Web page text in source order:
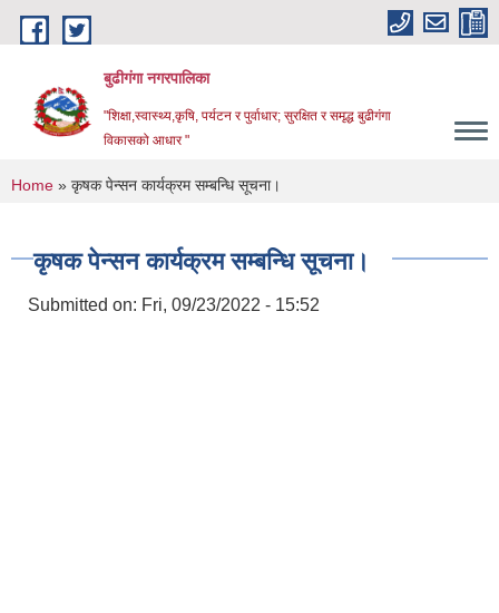
Skip to main content
बुढीगंगा नगरपालिका
"शिक्षा,स्वास्थ्य,कृषि, पर्यटन र पुर्वाधार; सुरक्षित र समृद्ध बुढीगंगा
विकासको आधार "
You are here
Home » कृषक पेन्सन कार्यक्रम सम्बन्धि सूचना।
कृषक पेन्सन कार्यक्रम सम्बन्धि सूचना।
Submitted on: Fri, 09/23/2022 - 15:52